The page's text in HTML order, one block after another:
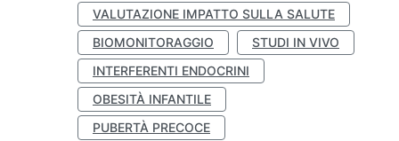
VALUTAZIONE IMPATTO SULLA SALUTE
BIOMONITORAGGIO
STUDI IN VIVO
INTERFERENTI ENDOCRINI
OBESITÀ INFANTILE
PUBERTÀ PRECOCE